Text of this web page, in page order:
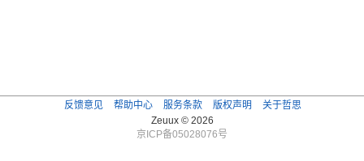
反馈意见 帮助中心 服务条款 版权声明
关于哲思
Zeuux © 2026
京ICP备05028076号